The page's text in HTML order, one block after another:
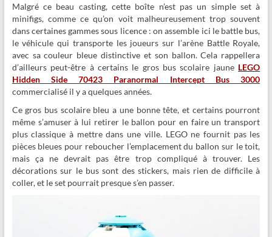
Malgré ce beau casting, cette boîte n’est pas un simple set à
minifigs, comme ce qu’on voit malheureusement trop souvent
dans certaines gammes sous licence : on assemble ici le battle bus,
le véhicule qui transporte les joueurs sur l’arène Battle Royale,
avec sa couleur bleue distinctive et son ballon. Cela rappellera
d’ailleurs peut-être à certains le gros bus scolaire jaune LEGO
Hidden Side 70423 Paranormal Intercept Bus 3000
commercialisé il y a quelques années.
Ce gros bus scolaire bleu a une bonne tête, et certains pourront
même s’amuser à lui retirer le ballon pour en faire un transport
plus classique à mettre dans une ville. LEGO ne fournit pas les
pièces bleues pour reboucher l’emplacement du ballon sur le toit,
mais ça ne devrait pas être trop compliqué à trouver. Les
décorations sur le bus sont des stickers, mais rien de difficile à
coller, et le set pourrait presque s’en passer.